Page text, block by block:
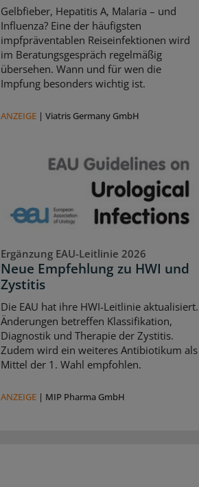
Gelbfieber, Hepatitis A, Malaria – und
Influenza? Eine der häufigsten
impfpräventablen Reiseinfektionen wird
im Beratungsgespräch regelmäßig
übersehen. Wann und für wen die
Impfung besonders wichtig ist.
ANZEIGE |Viatris Germany GmbH
Ergänzung EAU-Leitlinie 2026
Neue Empfehlung zu HWI und
Zystitis
Die EAU hat ihre HWI-Leitlinie aktualisiert.
Änderungen betreffen Klassifikation,
Diagnostik und Therapie der Zystitis.
Zudem wird ein weiteres Antibiotikum als
Mittel der 1. Wahl empfohlen.
ANZEIGE | MIP Pharma GmbH